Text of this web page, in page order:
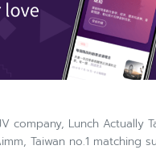
company, Lunch Actually
Taiwan no.1 matching